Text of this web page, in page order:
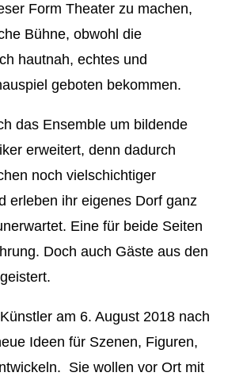
Form Theater zu machen,
Bühne, obwohl die
hautnah, echtes und
geboten bekommen.
das Ensemble um bildende
erweitert, denn dadurch
noch vielschichtiger
erleben ihr eigenes Dorf ganz
Eine für beide Seiten
Doch auch Gäste aus den
am 6. August 2018 nach
Ideen für Szenen, Figuren,
Sie wollen vor Ort mit